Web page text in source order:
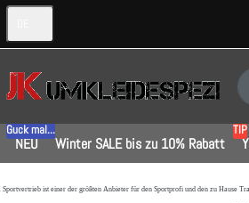
NEU
Guck mal...
Winter SALE bis zu 10% Rabatt
TIP
Sportvertrieb ist einer der größten Anbieter für den Sportprofi und den zu Hause